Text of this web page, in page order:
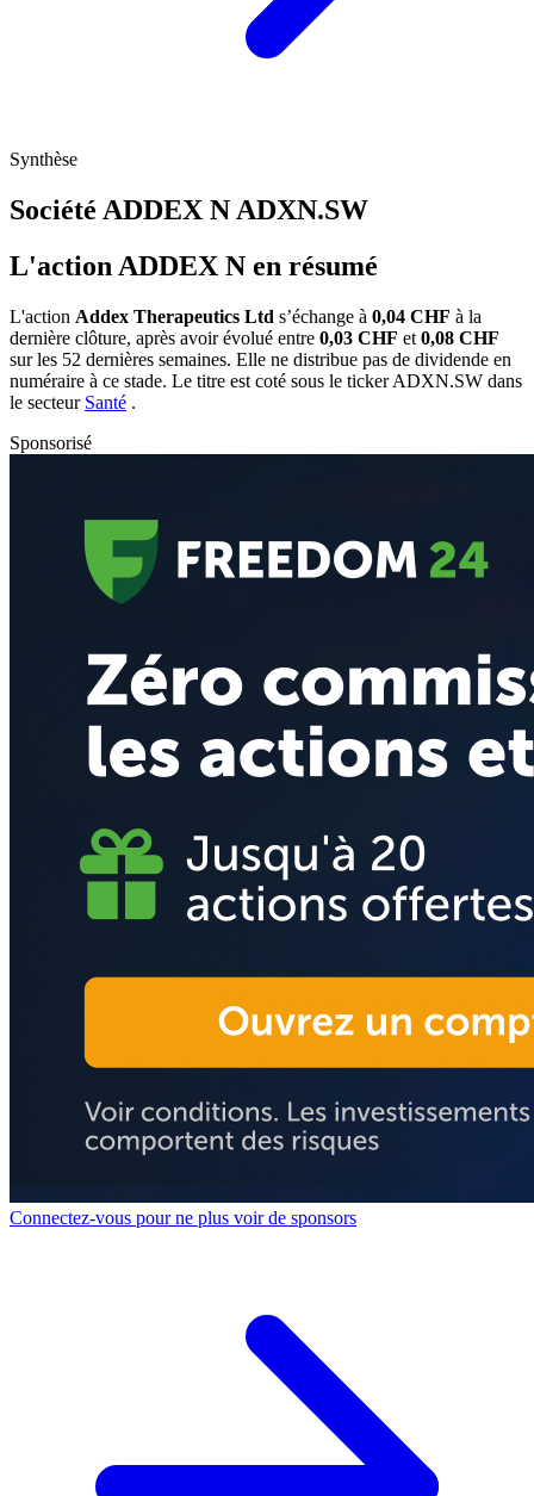
Synthèse
Société ADDEX N ADXN.SW
L'action ADDEX N en résumé
L'action Addex Therapeutics Ltd s’échange à 0,04 CHF à la
dernière clôture, après avoir évolué entre 0,03 CHF et 0,08 CHF
sur les 52 dernières semaines. Elle ne distribue pas de dividende en
numéraire à ce stade. Le titre est coté sous le tickerADXN.SW dans
le secteur Santé .
Sponsorisé
Connectez-vous pour ne plus voir de sponsors